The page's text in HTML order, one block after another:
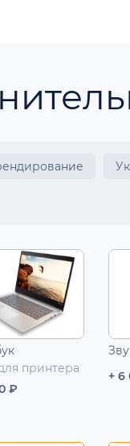
принтера
₽
+ 6